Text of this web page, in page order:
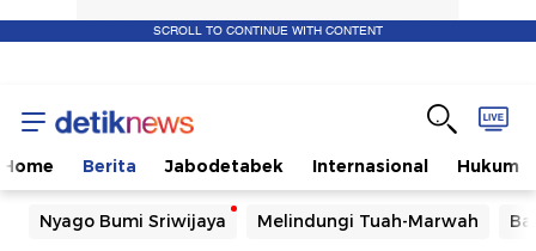
SCROLL TO CONTINUE WITH CONTENT
Home Berita Jabodetabek Internasional Hukum
Nyago Bumi Sriwijaya Melindungi Tuah-Marwah